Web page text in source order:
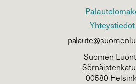
Yhteystiedot
Suomen
Sörnäistenkatu
00580